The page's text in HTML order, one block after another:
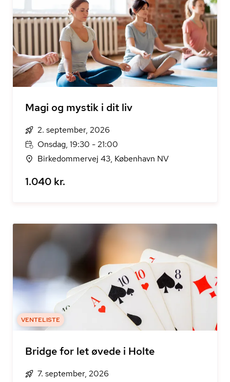
Magi og mystik i dit liv
2. september, 2026
Onsdag, 19:30 - 21:00
Birkedommervej 43, København NV
1.040 kr.
VENTELISTE
Bridge for let øvede i Holte
7. september, 2026